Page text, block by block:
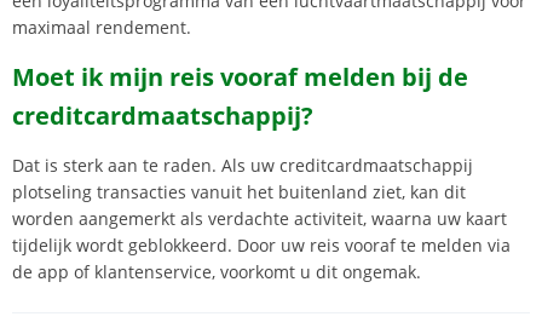
maximaal rendement.
Moet ik mijn reis vooraf melden bij de
creditcardmaatschappij?
Dat is sterk aan te raden. Als uw creditcardmaatschappij
plotseling transacties vanuit het buitenland ziet, kan dit
worden aangemerkt als verdachte activiteit, waarna uw kaart
tijdelijk wordt geblokkeerd. Door uw reis vooraf te melden via
de app of klantenservice, voorkomt u dit ongemak.